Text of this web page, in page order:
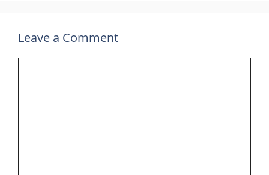
Leave a Comment